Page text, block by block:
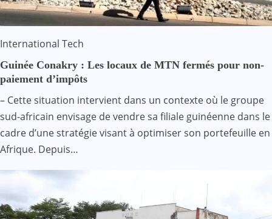
International Tech
Guinée Conakry : Les locaux de MTN fermés pour non-
paiement d’impôts
– Cette situation intervient dans un contexte où le groupe
sud-africain envisage de vendre sa filiale guinéenne dans le
cadre d’une stratégie visant à optimiser son portefeuille en
Afrique. Depuis…